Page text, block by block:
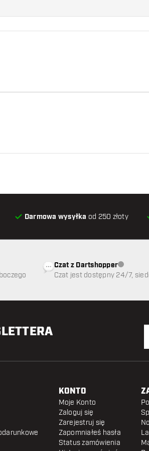
Darmowa wysyłka od 250 złoty
Czat z DartshopperObsługa
Czat jest dostępny 24/7,
KONTO
Moje Konto
Zaloguj się
Zarejestruj się
Zapomniałeś hasła
Status zamówienia